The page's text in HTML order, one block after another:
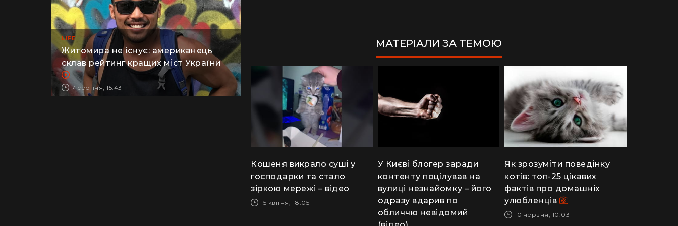
LIFE
Житомира не існує: американець
склав рейтинг кращих міст України
7 серпня, 15:43
МАТЕРІАЛИ ЗА ТЕМОЮ
Кошеня викрало суші у
господарки та стало
зіркою мережі – відео
15 квітня, 18:05
У Києві блогер заради
контенту поцілував на
вулиці незнайомку – його
одразу вдарив по
обличчю невідомий
Як зрозуміти поведінку
котів: топ-25 цікавих
фактів про домашніх
улюбленців
10 червня, 10:03